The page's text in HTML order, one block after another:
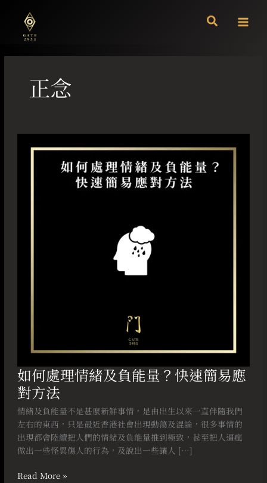
內
正念
如何處理情緒及負能量？快速簡易應
對方法
情緒及負能量不是甚麼新鮮事情，是由出生以來一直伴隨我們
左右的東西，只是最近香港社會出現動蕩及混論，很多事情的
出現都會陸續把人們的情緒及負能量推到極致，甚至把人逼瘋
做出一些怪異傷人的行為，及說出一些讓人 […]
Read More »